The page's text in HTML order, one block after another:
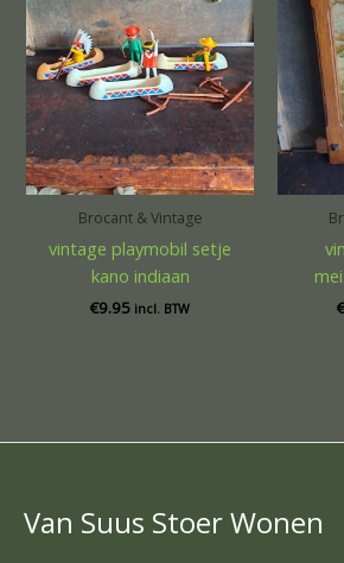
Brocant & Vintage
vintage playmobil setje
kano indiaan
€9.95 incl. BTW €
Van Suus Stoer Wonen